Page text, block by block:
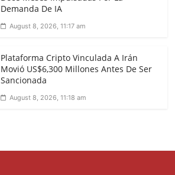
Demanda De IA
August 8, 2026, 11:17 am
Plataforma Cripto Vinculada A Irán
Movió US$6,300 Millones Antes De Ser
Sancionada
August 8, 2026, 11:18 am